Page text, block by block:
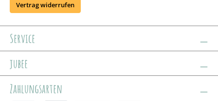
Vertrag widerrufen
Service
jubee
Zahlungsarten